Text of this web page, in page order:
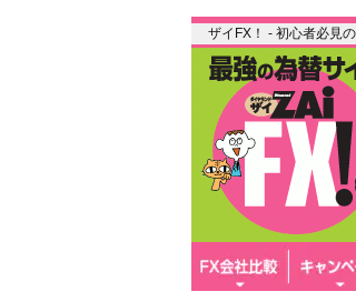
ザイFX！ - 初心者必見